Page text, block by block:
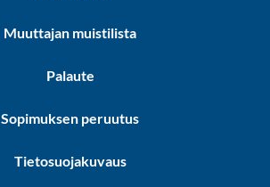
Muuttajan muistilista
Palaute
Sopimuksen peruutus
Tietosuojakuvaus